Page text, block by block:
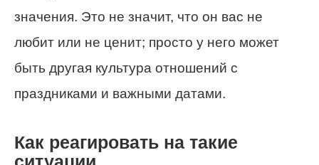
значения. Это не значит, что он вас не
любит или не ценит; просто у него может
быть другая культура отношений с
праздниками и важными датами.
Как реагировать на такие